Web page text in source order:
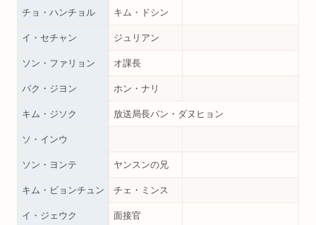
チョ・ハンチョル キム・ドシン
イ・セチャン ジュリアン
ソン・ファリョン オ課長
パク・ジヨン ホン・ナリ
キム・ジソク 放送局長バン・ダヌヒョン
ソ・インウ
ソン・ヨンテ ヤンスンの兄
キム・ビョンチュン チェ・ミンス
イ・ジェウク 面接官